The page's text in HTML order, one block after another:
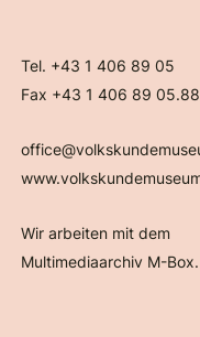
Tel. +43 1 406 89 05
Fax +43 1 406 89 05.88
Wir arbeiten mit dem
Multimediaarchiv M-Box.